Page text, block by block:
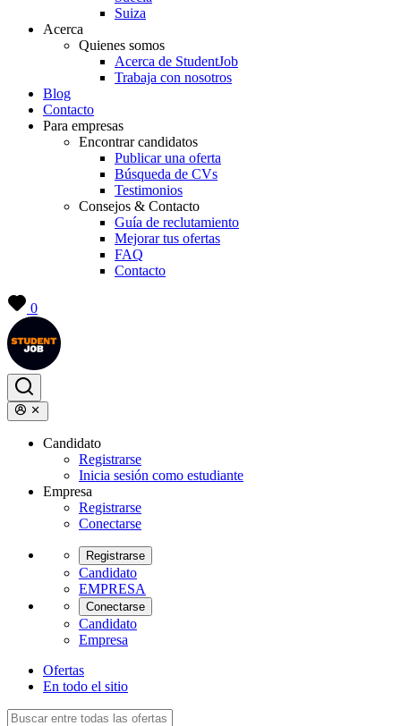
Suiza
Acerca
Quienes somos
Acerca de StudentJob
Trabaja con nosotros
Blog
Contacto
Para empresas
Encontrar candidatos
Publicar una oferta
Búsqueda de CVs
Testimonios
Consejos & Contacto
Guía de reclutamiento
Mejorar tus ofertas
FAQ
Contacto
0
Candidato
Registrarse
Inicia sesión como estudiante
Empresa
Registrarse
Conectarse
Registrarse
Candidato
EMPRESA
Conectarse
Candidato
Empresa
Ofertas
En todo el sitio